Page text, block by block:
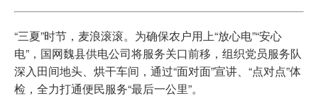
电力
新能源
节能环保
“三夏”时节，麦浪滚滚。为确保农户用上“放心电”“安心
电”，国网魏县供电公司将服务关口前移，组织党员服务队
深入田间地头、烘干车间，通过“面对面”宣讲、“点对点”体
检，全力打通便民服务“最后一公里”。